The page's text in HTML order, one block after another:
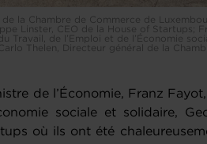
la Chambre de Commerce de
Linster, CEO de la House of Startups;
Travail, de l’Emploi et de l’Économie
Thelen, Directeur général de la
de l’Économie, Franz
sociale et solidaire,
où ils ont été